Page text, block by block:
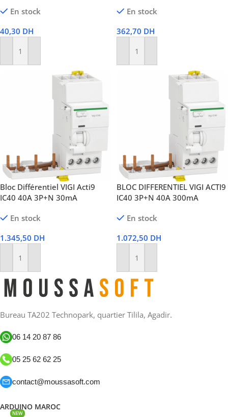
En stock
40,30 DH
Ajouter Au Panier
En stock
362,70 DH
Ajouter Au Panier
Bloc Différentiel VIGI Acti9
IC40 40A 3P+N 30mA
En stock
1.345,50 DH
Ajouter Au Panier
BLOC DIFFERENTIEL VIGI ACTI9
IC40 3P+N 40A 300mA
En stock
1.072,50 DH
Ajouter Au Panier
Bureau TA202 Technopark, quartier Tilila, Agadir.
06 14 20 87 86
05 25 62 62 25
contact@moussasoft.com
ARDUINO MAROC
NEW